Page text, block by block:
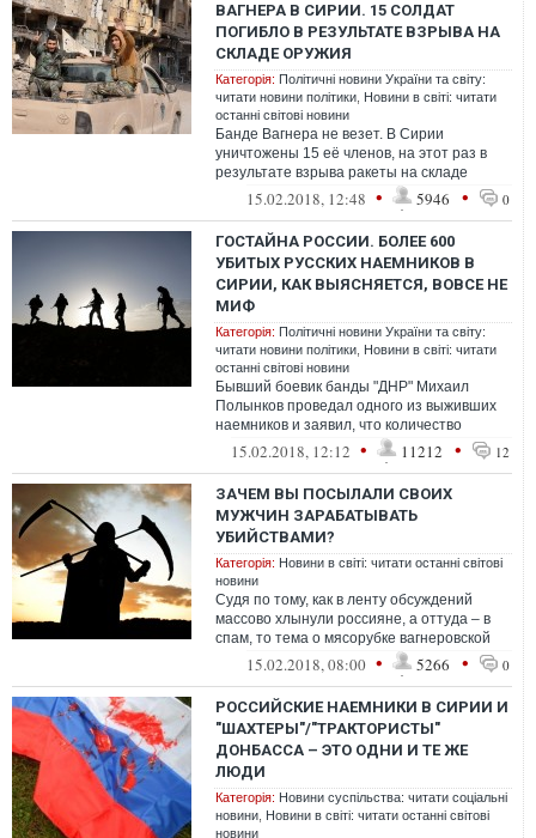
ВАГНЕРА В СИРИИ. 15 СОЛДАТ
ПОГИБЛО В РЕЗУЛЬТАТЕ ВЗРЫВА НА
СКЛАДЕ ОРУЖИЯ
Категорія: Політичні новини України та світу:
читати новини політики Новини в світі: читати
останні світові новини
Банде Вагнера не везет. В Сирии
уничтожены 15 её членов, на этот раз в
результате взрыва ракеты на складе
оружия на их базе
15.02.2018, 12:48 • 5946 • 0
ГОСТАЙНА РОССИИ. БОЛЕЕ 600
УБИТЫХ РУССКИХ НАЕМНИКОВ В
СИРИИ, КАК ВЫЯСНЯЕТСЯ, ВОВСЕ НЕ
МИФ
Категорія: Політичні новини України та світу:
читати новини політики Новини в світі: читати
останні світові новини
Бывший боевик банды "ДНР" Михаил
Полынков проведал одного из выживших
наемников и заявил, что количество
раненых настолько велико, что некоторые
15.02.2018, 12:12 • 11212 • 12
ЗАЧЕМ ВЫ ПОСЫЛАЛИ СВОИХ
МУЖЧИН ЗАРАБАТЫВАТЬ
УБИЙСТВАМИ?
Категорія: Новини в світі: читати останні світові
новини
Судя по тому, как в ленту обсуждений
массово хлынули россияне, а оттуда – в
спам, то тема о мясорубке вагнеровской
штурмовой группы таки проняла их до...
15.02.2018, 08:00 • 5266 • 0
РОССИЙСКИЕ НАЕМНИКИ В СИРИИ И
"ШАХТЕРЫ"/"ТРАКТОРИСТЫ"
ДОНБАССА – ЭТО ОДНИ И ТЕ ЖЕ
ЛЮДИ
Категорія: Новини суспільства: читати соціальні
новини Новини в світі: читати останні світові
новини